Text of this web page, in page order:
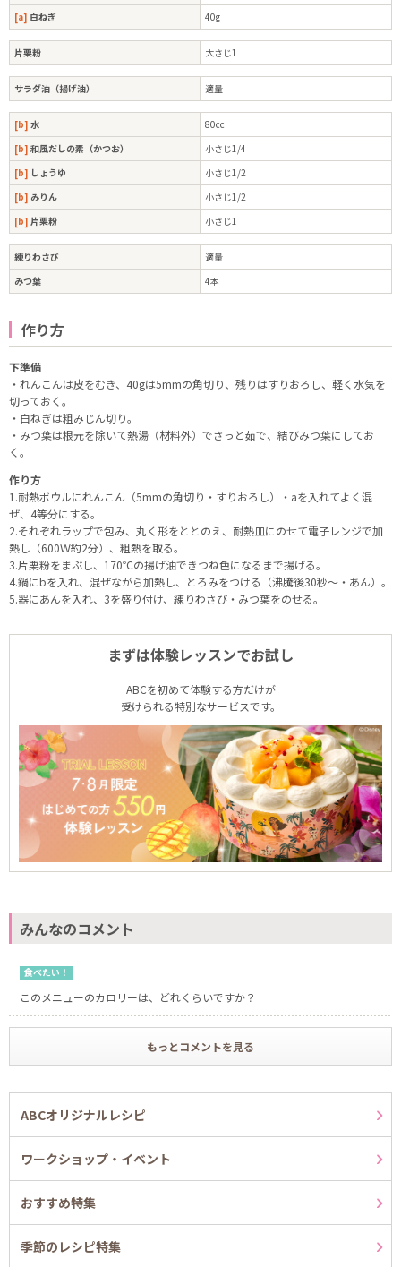
[a] 白ねぎ 40g
片栗粉 大さじ1
サラダ油（揚げ油） 適量
[b] 水
80cc
[b] 和風だしの素（かつお）
小さじ1/4
[b] しょうゆ
小さじ1/2
[b] みりん
小さじ1/2
[b] 片栗粉 小さじ1
練りわさび
適量
みつ葉
4本
作り方
下準備
・れんこんは皮をむき、40gは5mmの角切り、残りはすりおろし、軽く水気を
切っておく。
・白ねぎは粗みじん切り。
・みつ葉は根元を除いて熱湯（材料外）でさっと茹で、結びみつ葉にしてお
く。
作り方
1.耐熱ボウルにれんこん（5mmの角切り・すりおろし）・aを入れてよく混
ぜ、4等分にする。
2.それぞれラップで包み、丸く形をととのえ、耐熱皿にのせて電子レンジで加
熱し（600Ｗ約2分）、粗熱を取る。
3.片栗粉をまぶし、170℃の揚げ油できつね色になるまで揚げる。
4.鍋にbを入れ、混ぜながら加熱し、とろみをつける（沸騰後30秒～・あん）。
5.器にあんを入れ、3を盛り付け、練りわさび・みつ葉をのせる。
まずは体験レッスンでお試し
ABCを初めて体験する方だけが
受けられる特別なサービスです。
みんなのコメント
食べたい！
このメニューのカロリーは、どれくらいですか？
もっとコメントを見る
ABCオリジナルレシピ
ワークショップ・イベント
おすすめ特集
季節のレシピ特集